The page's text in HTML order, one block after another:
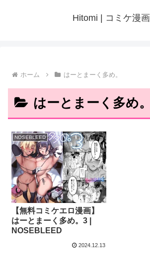
Hitomi | コミケ漫画
ホーム はーとまーく多め。
はーとまーく多め。
NOSEBLEED
【無料コミケエロ漫画】
はーとまーく多め。3 |
NOSEBLEED
2024.12.13